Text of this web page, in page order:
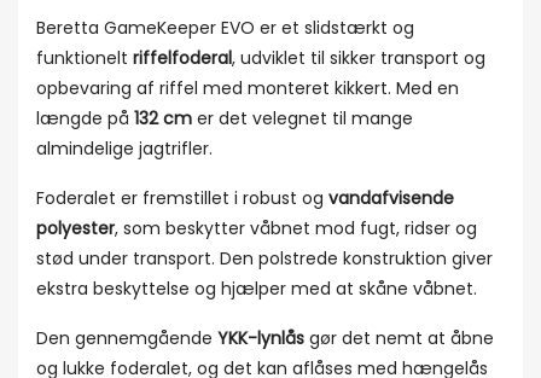
Beretta GameKeeper EVO er et slidstærkt og
funktionelt riffelfoderal, udviklet til sikker transport og
opbevaring af riffel med monteret kikkert. Med en
længde på 132 cm er det velegnet til mange
almindelige jagtrifler.
Foderalet er fremstillet i robust og vandafvisende
polyester, som beskytter våbnet mod fugt, ridser og
stød under transport. Den polstrede konstruktion giver
ekstra beskyttelse og hjælper med at skåne våbnet.
Den gennemgående YKK-lynlås gør det nemt at åbne
og lukke foderalet, og det kan aflåses med hængelås